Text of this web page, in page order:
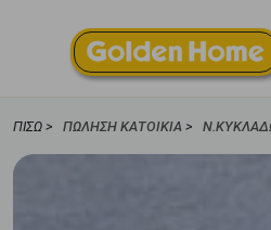
ΠΊΣΩ > ΠΏΛΗΣΗ ΚΑΤΟΙΚΊΑ >